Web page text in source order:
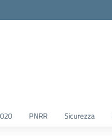
PNRR Sicurezza